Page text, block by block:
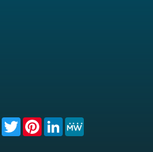
FacebookTwitterPinterest
LinkedIn